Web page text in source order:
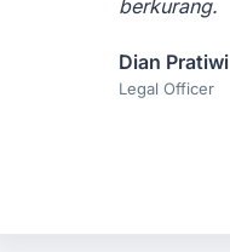
berkurang.
Dian Pratiwi
Legal Officer